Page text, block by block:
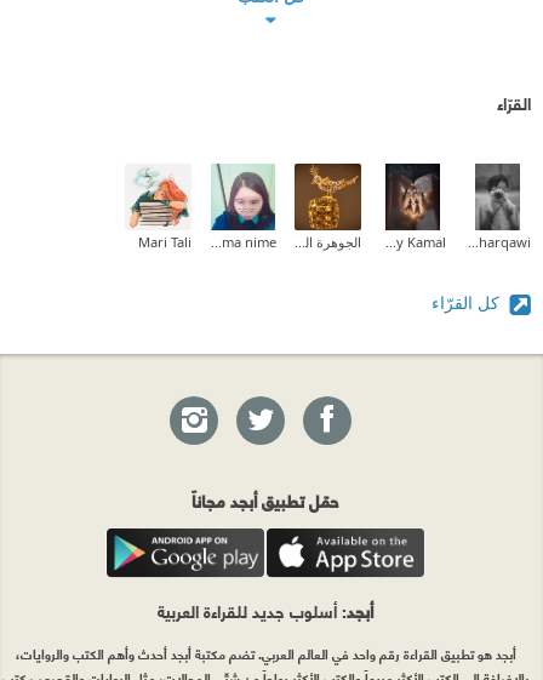
القرّاء
Mari Tali
كل القرّاء
حمّل تطبيق أبجد مجاناً
أبجد: أسلوب جديد للقراءة العربية
أبجد هو تطبيق القراءة رقم واحد في العالم العربي. تضم مكتبة أبجد أحدث وأهم الكتب والروايات،